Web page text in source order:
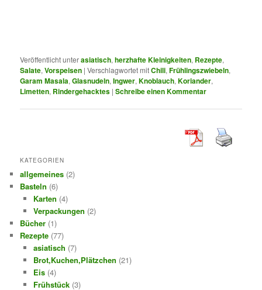
Veröffentlicht unterasiatisch,herzhafte Kleinigkeiten, Rezepte,
Salate,Vorspeisen |Verschlagwortet mitChili,Frühlingszwiebeln,
Garam Masala,Glasnudeln,Ingwer,Knoblauch,Koriander,
Limetten, Rindergehacktes |Schreibe einen Kommentar
KATEGORIEN
allgemeines (2)
Basteln (6)
Karten (4)
Verpackungen (2)
Bücher (1)
Rezepte (77)
asiatisch (7)
Brot,Kuchen,Plätzchen (21)
Eis(4)
Frühstück(3)